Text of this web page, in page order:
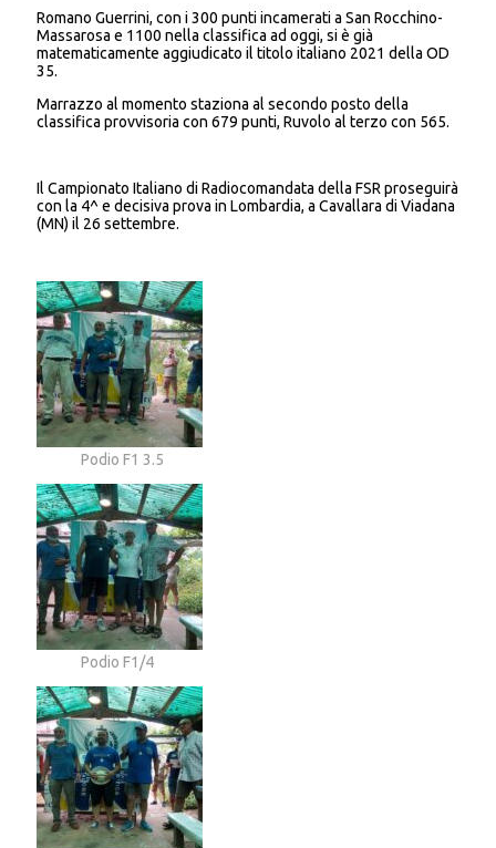
Romano Guerrini, con i 300 punti incamerati a San Rocchino-
Massarosa e 1100 nella classifica ad oggi, si è già
matematicamente aggiudicato il titolo italiano 2021 della OD
35.
Marrazzo al momento staziona al secondo posto della
classifica provvisoria con 679 punti, Ruvolo al terzo con 565.
Il Campionato Italiano di Radiocomandata della FSR proseguirà
con la 4^ e decisiva prova in Lombardia, a Cavallara di Viadana
(MN) il 26 settembre.
Podio F1 3.5
Podio F1/4